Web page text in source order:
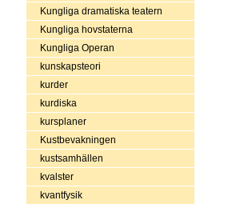
Kungliga dramatiska teatern
Kungliga hovstaterna
Kungliga Operan
kunskapsteori
kurder
kurdiska
kursplaner
Kustbevakningen
kustsamhällen
kvalster
kvantfysik